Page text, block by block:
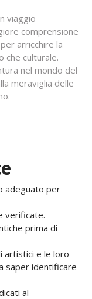
viaggio
comprensione
arricchire la
che culturale.
nel mondo del
meraviglia delle
adeguato per
verificate.
prima di
artistici e le loro
saper identificare
al